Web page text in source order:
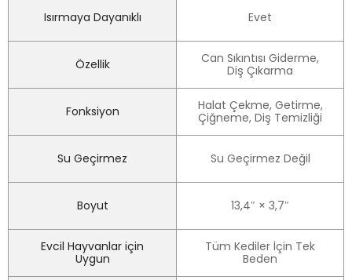
Isırmaya Dayanıklı Evet
Özellik
Can Sıkıntısı Giderme,
Diş Çıkarma
Fonksiyon
Halat Çekme, Getirme,
Çiğneme, Diş Temizliği
Su Geçirmez Su Geçirmez Değil
Boyut 13,4″ × 3,7″
Evcil Hayvanlar için
Uygun
Tüm Kediler İçin Tek
Beden